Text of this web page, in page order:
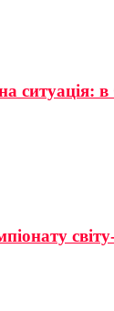
ситуація: